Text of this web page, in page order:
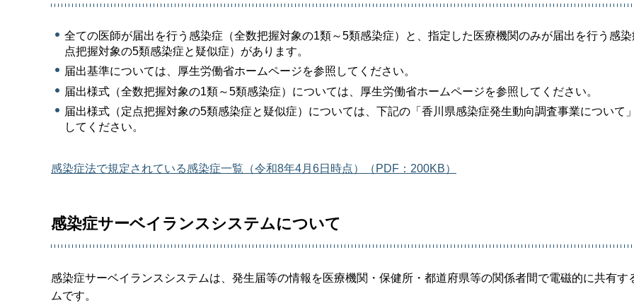
全ての医師が届出を行う感染症（全数把握対象の1類～5類感染症）と、指定した医療機関のみが届出を行う感
点把握対象の5類感染症と疑似症）があります。
届出基準については、厚生労働省ホームページを参照してください。
届出様式（全数把握対象の1類～5類感染症）については、厚生労働省ホームページを参照してください。
届出様式（定点把握対象の5類感染症と疑似症）については、下記の「香川県感染症発生動向調査事業について
してください。
感染症法で規定されている感染症一覧（令和8年4月6日時点）（PDF：200KB）
感染症サーベイランスシステムについて
感染症サーベイランスシステムは、発生届等の情報を医療機関・保健所・都道府県等の関係者間で電磁的に共有す
ムです。